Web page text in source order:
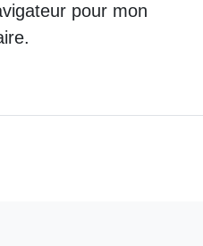
pour mon